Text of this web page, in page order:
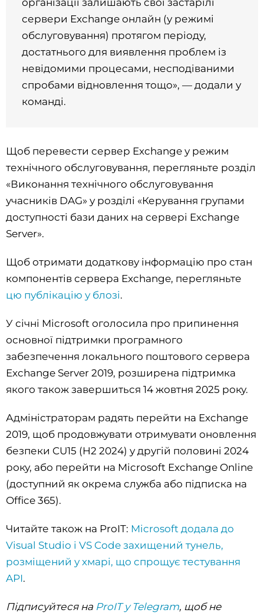
організації залишають свої застарілі
сервери Exchange онлайн (у режимі
обслуговування) протягом періоду,
достатнього для виявлення проблем із
невідомими процесами, несподіваними
спробами відновлення тощо», — додали у
команді.
Щоб перевести сервер Exchange у режим
технічного обслуговування, перегляньте розділ
«Виконання технічного обслуговування
учасників DAG» у розділі «Керування групами
доступності бази даних на сервері Exchange
Server».
Щоб отримати додаткову інформацію про стан
компонентів сервера Exchange, перегляньте
цю публікацію у блозі.
У січні Microsoft оголосила про припинення
основної підтримки програмного
забезпечення локального поштового сервера
Exchange Server 2019, розширена підтримка
якого також завершиться 14 жовтня 2025 року.
Адміністраторам радять перейти на Exchange
2019, щоб продовжувати отримувати оновлення
безпеки CU15 (H2 2024) у другій половині 2024
року, або перейти на Microsoft Exchange Online
(доступний як окрема служба або підписка на
Office 365).
Читайте також на ProIT: Microsoft додала до
Visual Studio і VS Code захищений тунель,
розміщений у хмарі, що спрощує тестування
API.
Підписуйтеся на ProIT у Telegram, щоб не